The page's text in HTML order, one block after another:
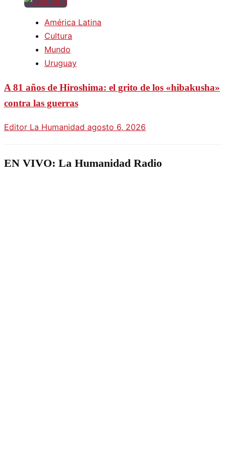
América Latina
Cultura
Mundo
Uruguay
A 81 años de Hiroshima: el grito de los «hibakusha»
contra las guerras
Editor La Humanidad agosto 6, 2026
EN VIVO: La Humanidad Radio